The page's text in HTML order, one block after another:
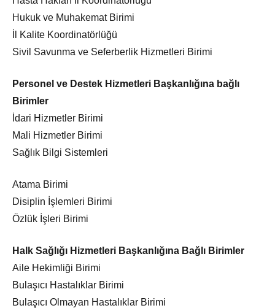
Hukuk ve Muhakemat Birimi
İl Kalite Koordinatörlüğü
Sivil Savunma ve Seferberlik Hizmetleri Birimi
Personel ve Destek Hizmetleri Başkanlığına bağlı
Birimler
İdari Hizmetler Birimi
Mali Hizmetler Birimi
Sağlık Bilgi Sistemleri
Atama Birimi
Disiplin İşlemleri Birimi
Özlük İşleri Birimi
Halk Sağlığı Hizmetleri Başkanlığına Bağlı Birimler
Aile Hekimliği Birimi
Bulaşıcı Hastalıklar Birimi
Bulaşıcı Olmayan Hastalıklar Birimi